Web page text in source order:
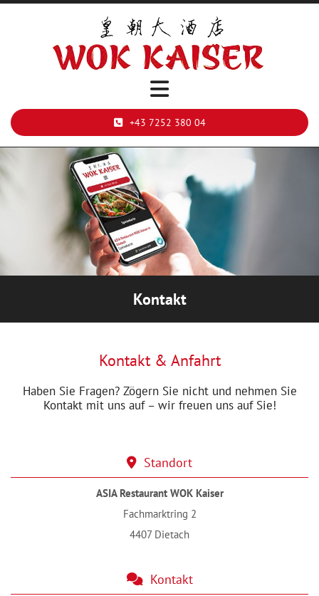
+43 7252 380 04
Kontakt
Kontakt & Anfahrt
Haben Sie Fragen? Zögern Sie nicht und nehmen Sie
Kontakt mit uns auf – wir freuen uns auf Sie!
 Standort
ASIA Restaurant WOK Kaiser
Fachmarktring 2
4407 Dietach
Kontakt